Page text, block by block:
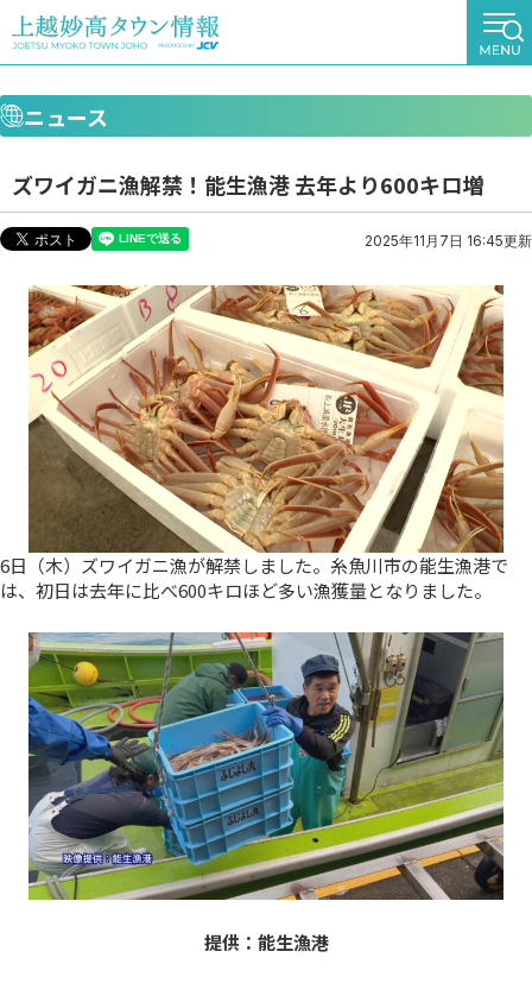
ニュース
ズワイガニ漁解禁！能生漁港 去年より600キロ増
2025年11月7日 16:45更新
6日（木）ズワイガニ漁が解禁しました。糸魚川市の能生漁港で
は、初日は去年に比べ600キロほど多い漁獲量となりました。
提供：能生漁港